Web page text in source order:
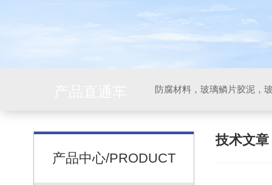
产品中心/PRODUCT
技术文章